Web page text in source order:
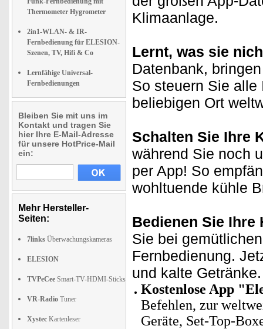
Thermometer Hygrometer
2in1-WLAN- & IR-
Fernbedienung für ELESION-
Szenen, TV, Hifi & Co
Lernfähige Universal-
Fernbedienungen
Bleiben Sie mit uns im
Kontakt und tragen Sie
hier Ihre E-Mail-Adresse
für unsere HotPrice-Mail
ein:
Mehr Hersteller-
Seiten:
7links Überwachungskameras
ELESION
TVPeCee Smart-TV-HDMI-Sticks
VR-Radio Tuner
Xystec Kartenleser
Klimaanlage.
Lernt, was sie
Datenbank,
So steuern Sie alle
beliebigen Ort
Schalten Sie Ihre
während Sie noch
per App! So
wohltuende kühle
Bedienen Sie Ihre
Sie bei
Fernbedienung.
und kalte Getränke.
Kostenlose App
Befehlen, zur
Geräte, Set-Top-